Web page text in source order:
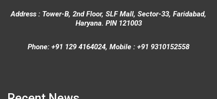
Address : Tower-B, 2nd Floor, SLF Mall, Sector-33, Faridabad,
Haryana. PIN 121003
Phone: +91 129 4164024, Mobile : +91 9310152558